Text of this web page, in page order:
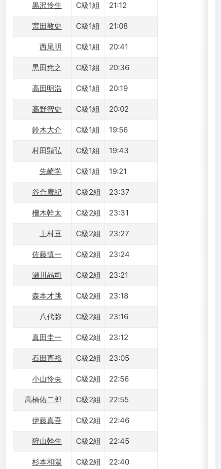
黒沢怜生 C級1組 21:12
宮田敦史 C級1組 21:08
西尾明 C級1組 20:41
黒田尭之 C級1組 20:36
高田明浩 C級1組 20:19
高野智史 C級1組 20:02
鈴木大介 C級1組 19:56
村田顕弘 C級1組 19:43
先崎学 C級1組 19:21
谷合廣紀 C級2組 23:37
柵木幹太 C級2組 23:31
上村亘 C級2組 23:27
佐藤慎一 C級2組 23:24
瀬川晶司 C級2組 23:21
森本才跳 C級2組 23:18
八代弥 C級2組 23:16
真田圭一 C級2組 23:12
石田直裕 C級2組 23:05
小山怜央 C級2組 22:56
高橋佑二郎 C級2組 22:55
伊藤真吾 C級2組 22:46
狩山幹生 C級2組 22:45
杉本和陽 C級2組 22:40